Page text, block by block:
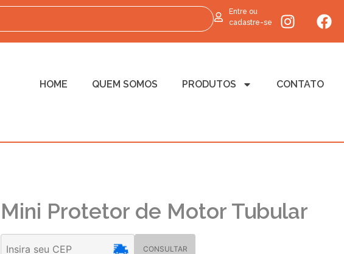
Entre ou
cadastre-se
HOME QUEM SOMOS PRODUTOS CONTATO
Mini Protetor de Motor Tubular
CONSULTAR